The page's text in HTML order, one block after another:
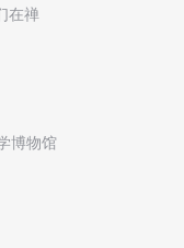
在禅
博物馆